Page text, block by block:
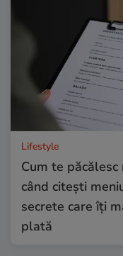
Lifestyle
Cum te
când citești
secrete care îți
plată